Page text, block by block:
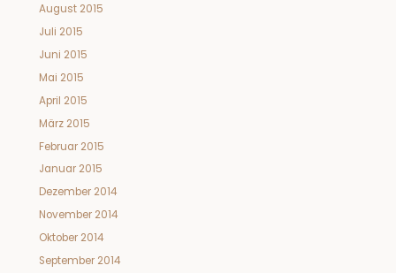
August 2015
Juli 2015
Juni 2015
Mai 2015
April 2015
März 2015
Februar 2015
Januar 2015
Dezember 2014
November 2014
Oktober 2014
September 2014